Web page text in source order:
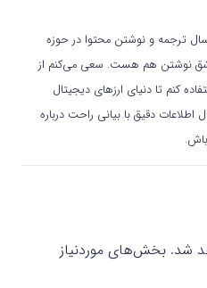
کریپتو آنالیست سابقه بیش از 4 سال ترجمه و نوشتن محتوا در حوزه
عاشق نوشتن هم هست. سعی می‌کنم از
کنم تا دنیای ارزهای دیجیتال
اطلاعات دقیق با بیانی راحت درباره
شد. بخش‌های موردنیاز